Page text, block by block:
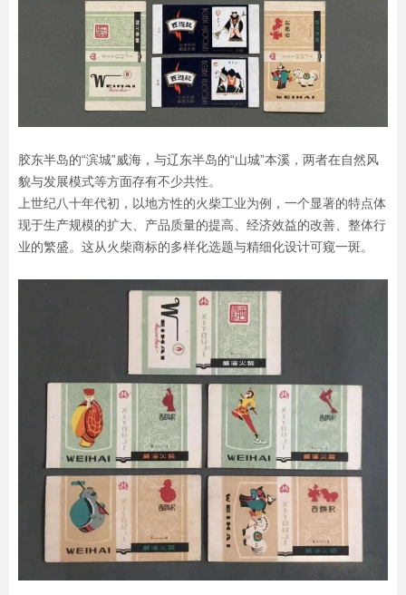
胶东半岛的“滨城”威海，与辽东半岛的“山城”本溪，两者在自然风
貌与发展模式等方面存有不少共性。
上世纪八十年代初，以地方性的火柴工业为例，一个显著的特点体
现于生产规模的扩大、产品质量的提高、经济效益的改善、整体行
业的繁盛。这从火柴商标的多样化选题与精细化设计可窥一斑。